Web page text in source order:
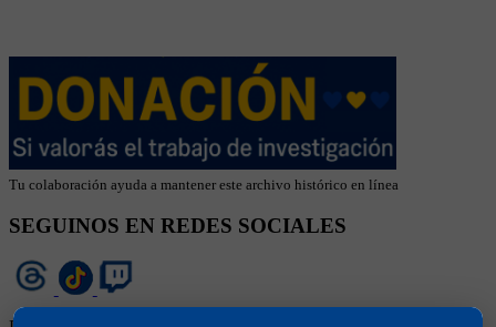
Tu colaboración ayuda a mantener este archivo histórico en línea
SEGUINOS EN REDES SOCIALES